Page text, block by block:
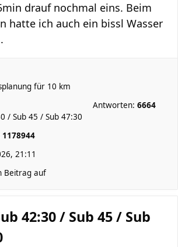
drauf nochmal eins. Beim
hatte ich auch ein bissl Wasser
für 10 km
/ Sub 45 / Sub 47:30
Antworten: 6664
1178944
21:11
Beitrag auf
42:30 / Sub 45 / Sub